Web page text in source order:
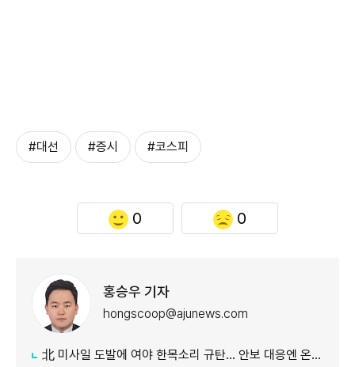
#대선 #증시 #코스피
0 0
홍승우 기자
hongscoop@ajunews.com
北 미사일 도발에 여야 한목소리 규탄… 안보 대응엔 온도차